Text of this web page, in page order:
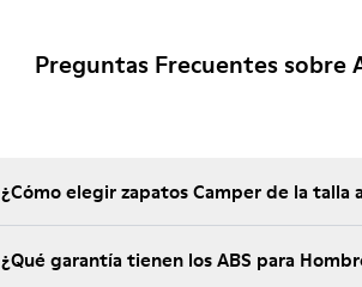
Preguntas Frecuentes sobre
¿Cómo elegir zapatos Camper de la talla
¿Qué garantía tienen los ABS para